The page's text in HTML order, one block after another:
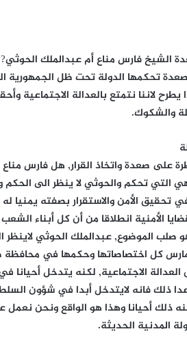
الشيخ فارس مناع أم عبدالملك الحوثي?
تحكمها الدولة تحت ظل الجمهورية
لاننا نتمتع بالعدالة
والشكوك.
على صعدة واتخاذ القرار, هل فارس
التي تحكم والحوثي لا ينظر الى الحكم
تحقيق الأمن والاستقرار بصفته
الأمنية انطلاقا من أن كل أبناء
صلب الموضوع, عبدالملك الحوثي لاينظر
كل اختصاصاتها وحكمها في
الاجتماعية, لكنه يتدخل أحيانا
عدا ذلك فانه لايتدخل أبدا في شؤون
ذلك أحيانا وهذا هو الواقع ونحن
المدنية الحديثة.